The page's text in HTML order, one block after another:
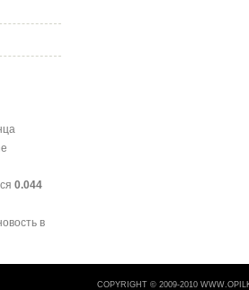
0.044
в
COPYRIGHT © 2009-2010